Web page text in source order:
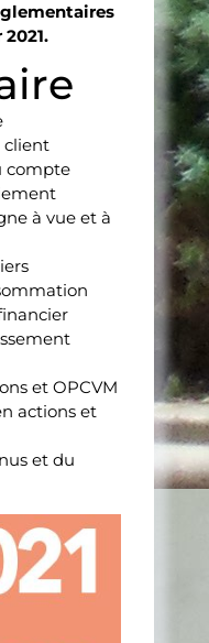
client
compte
à vue et à
et OPCVM
actions et
et du